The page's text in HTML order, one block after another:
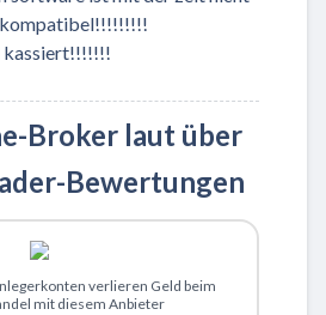
kompatibel!!!!!!!!!
kassiert!!!!!!!
Broker laut über
Bewertungen
Zu XTBverlieren Geld beim
mit diesem Anbieter